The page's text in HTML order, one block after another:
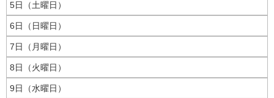
5日（土曜日）
6日（日曜日）
7日（月曜日）
8日（火曜日）
9日（水曜日）